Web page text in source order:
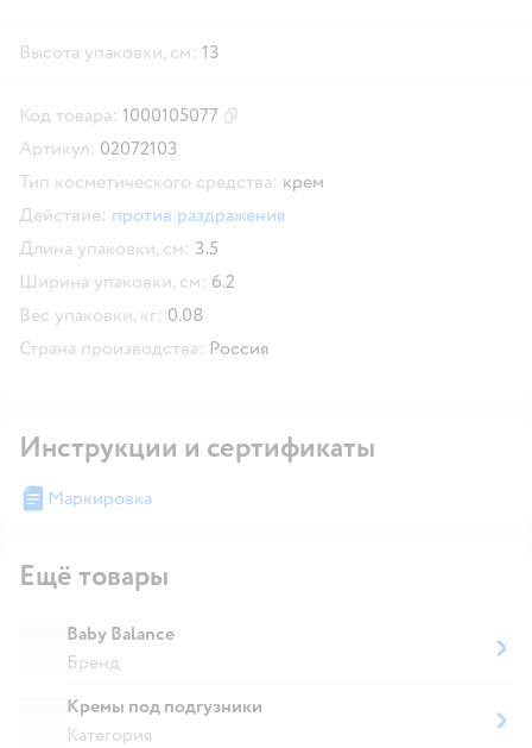
Высота упаковки, см: 13
Код товара: 1000105077
Артикул: 02072103
Тип косметического средства: крем
Действие: против раздражения
Длина упаковки, см: 3.5
Ширина упаковки, см: 6.2
Вес упаковки, кг: 0.08
Страна производства: Россия
Инструкции и сертификаты
Маркировка
Ещё товары
Baby Balance
Бренд
Кремы под подгузники
Категория